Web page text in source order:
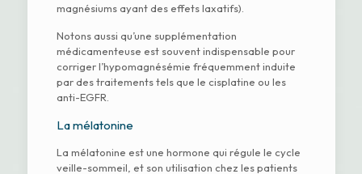
magnésiums ayant des effets laxatifs).
Notons aussi qu’une supplémentation
médicamenteuse est souvent indispensable pour
corriger l’hypomagnésémie fréquemment induite
par des traitements tels que le cisplatine ou les
anti-EGFR.
La mélatonine
La mélatonine est une hormone qui régule le cycle
veille-sommeil, et son utilisation chez les patients